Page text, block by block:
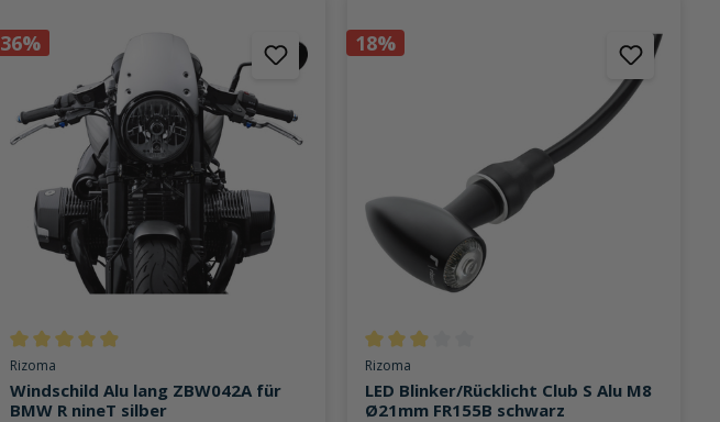
36%
Durchschnittliche Bewertung von 4.9 von 5 Sternen
Rizoma
Windschild Alu lang ZBW042A für
BMW R nineT silber
18%
Durchschnittliche Bewertung von 2.9 von 5
Rizoma
LED Blinker/Rücklicht Club S Alu M8
Ø21mm FR155B schwarz